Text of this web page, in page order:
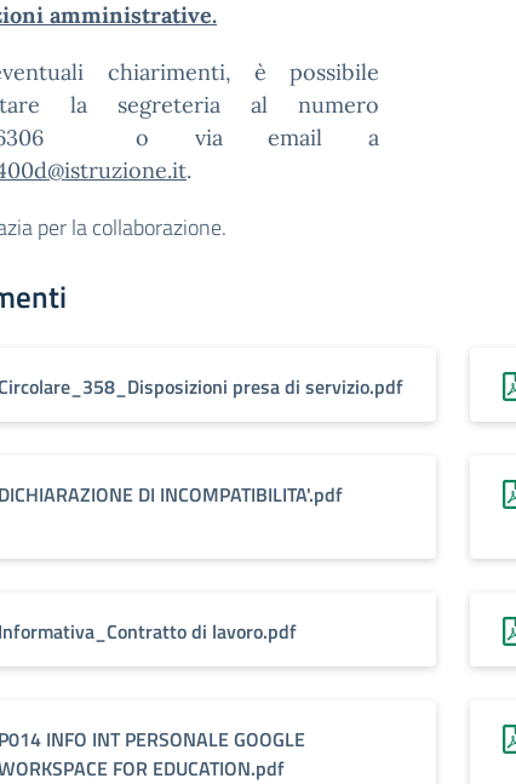
amministrative.
chiarimenti, è possibile
la segreteria al numero
o via email a
.
per la collaborazione.
presa di servizio.pdf
DI INCOMPATIBILITA'.pdf
di lavoro.pdf
INFO INT PERSONALE GOOGLE
FOR EDUCATION.pdf